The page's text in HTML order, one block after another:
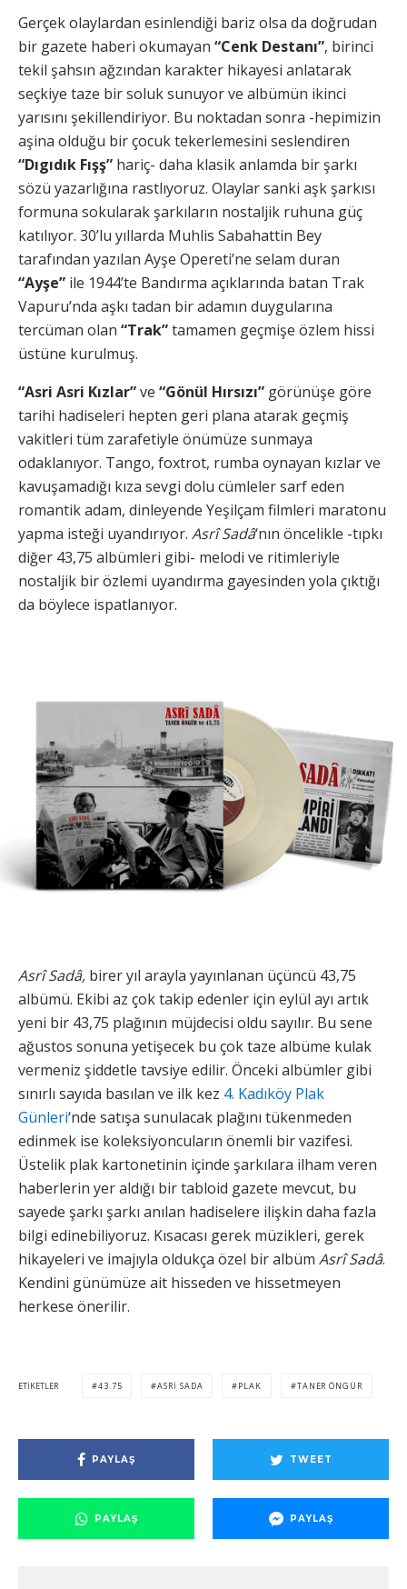
Gerçek olaylardan esinlendiği bariz olsa da doğrudan
bir gazete haberi okumayan “Cenk Destanı”, birinci
tekil şahsın ağzından karakter hikayesi anlatarak
seçkiye taze bir soluk sunuyor ve albümün ikinci
yarısını şekillendiriyor. Bu noktadan sonra -hepimizin
aşina olduğu bir çocuk tekerlemesini seslendiren
“Dıgıdık Fışş” hariç- daha klasik anlamda bir şarkı
sözü yazarlığına rastlıyoruz. Olaylar sanki aşk şarkısı
formuna sokularak şarkıların nostaljik ruhuna güç
katılıyor. 30’lu yıllarda Muhlis Sabahattin Bey
tarafından yazılan Ayşe Opereti’ne selam duran
“Ayşe” ile 1944’te Bandırma açıklarında batan Trak
Vapuru’nda aşkı tadan bir adamın duygularına
tercüman olan “Trak”tamamen geçmişe özlem hissi
üstüne kurulmuş.
“Asri Asri Kızlar”ve “Gönül Hırsızı” görünüşe göre
tarihi hadiseleri hepten geri plana atarak geçmiş
vakitleri tüm zarafetiyle önümüze sunmaya
odaklanıyor. Tango, foxtrot, rumba oynayan kızlar ve
kavuşamadığı kıza sevgi dolu cümleler sarf eden
romantik adam, dinleyende Yeşilçam filmleri maratonu
yapma isteği uyandırıyor. Asrî Sadâ‘nın öncelikle -tıpkı
diğer 43,75 albümleri gibi- melodi ve ritimleriyle
nostaljik bir özlemi uyandırma gayesinden yola çıktığı
da böylece ispatlanıyor.
Asrî Sadâ, birer yıl arayla yayınlanan üçüncü 43,75
albümü. Ekibi az çok takip edenler için eylül ayı artık
yeni bir 43,75 plağının müjdecisi oldu sayılır. Bu sene
ağustos sonuna yetişecek bu çok taze albüme kulak
vermeniz şiddetle tavsiye edilir. Önceki albümler gibi
sınırlı sayıda basılan ve ilk kez 4. Kadıköy Plak
Günleri‘nde satışa sunulacak plağını tükenmeden
edinmek ise koleksiyoncuların önemli bir vazifesi.
Üstelik plak kartonetinin içinde şarkılara ilham veren
haberlerin yer aldığı bir tabloid gazete mevcut, bu
sayede şarkı şarkı anılan hadiselere ilişkin daha fazla
bilgi edinebiliyoruz. Kısacası gerek müzikleri, gerek
hikayeleri ve imajıyla oldukça özel bir albüm Asrî Sadâ.
Kendini günümüze ait hisseden ve hissetmeyen
herkese önerilir.
ETIKETLER 43.75 ASRI SADA PLAK TANER ÖNGÜR
PAYLAŞ TWEET
PAYLAŞ PAYLAŞ